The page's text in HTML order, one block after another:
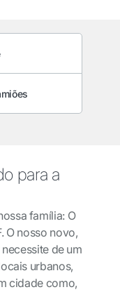
para a
família: O
O nosso novo,
de um
urbanos,
cidade como,